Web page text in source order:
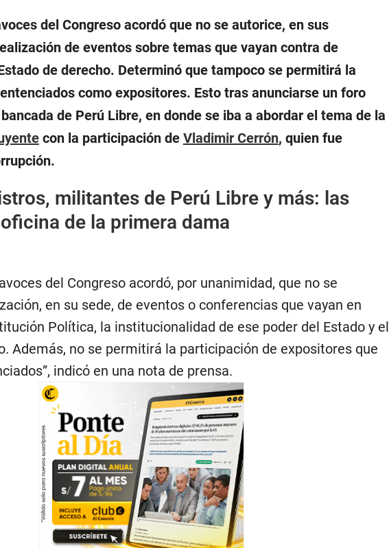
del Congreso acordó que no se autorice, en sus
de eventos sobre temas que vayan contra de
de derecho. Determinó que tampoco se permitirá la
como expositores. Esto tras anunciarse un foro
de Perú Libre, en donde se iba a abordar el tema de la
con la participación de Vladimir Cerrón, quien fue
militantes de Perú Libre y más: las
de la primera dama
del Congreso acordó, por unanimidad, que no se
en su sede, de eventos o conferencias que vayan en
Política, la institucionalidad de ese poder del Estado y el
Además, no se permitirá la participación de expositores que
indicó en una nota de prensa.